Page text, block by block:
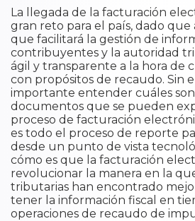
La llegada de la facturación
gran reto para el país, dado que
que facilitará la gestión de
contribuyentes y la autoridad
ágil y transparente a la hora de
con propósitos de recaudo. Sin
importante entender cuáles
documentos que se pueden
proceso de facturación
es todo el proceso de reporte
desde un punto de vista
cómo es que la facturación
revolucionar la manera en la
tributarias han encontrado
tener la información fiscal en
operaciones de recaudo de